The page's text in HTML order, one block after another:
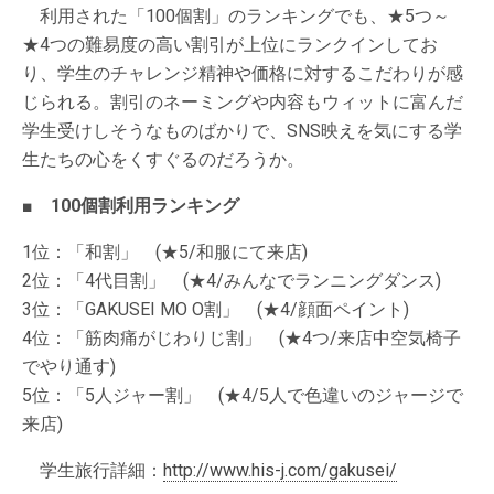
利用された「100個割」のランキングでも、★5つ～
★4つの難易度の高い割引が上位にランクインしてお
り、学生のチャレンジ精神や価格に対するこだわりが感
じられる。割引のネーミングや内容もウィットに富んだ
学生受けしそうなものばかりで、SNS映えを気にする学
生たちの心をくすぐるのだろうか。
■ 100個割利用ランキング
1位：「和割」 (★5/和服にて来店)
2位：「4代目割」 (★4/みんなでランニングダンス)
3位：「GAKUSEI MO O割」 (★4/顔面ペイント)
4位：「筋肉痛がじわりじ割」 (★4つ/来店中空気椅子
でやり通す)
5位：「5人ジャー割」 (★4/5人で色違いのジャージで
来店)
学生旅行詳細： http://www.his-j.com/gakusei/